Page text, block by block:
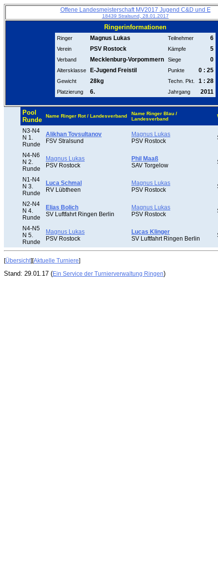
Offene Landesmeisterschaft MV2017 Jugend C&D und E
18439 Stralsund, 28.01.2017
Ringerinformationen
Ringer Magnus Lukas Teilnehmer 6
Verein PSV Rostock Kämpfe 5
Verband Mecklenburg-Vorpommern Siege 0
Altersklasse E-Jugend Freistil Punkte 0 : 25
Gewicht 28kg Techn. Pkt. 1 : 28
Platzierung 6. Jahrgang 2011
Pool
Runde
Name Ringer Rot / Landesverband
Name Ringer Blau /
Landesverband
N3-N4
N 1.
Runde
Alikhan Tovsultanov
FSV Stralsund
Magnus Lukas
PSV Rostock
N4-N6
N 2.
Runde
Magnus Lukas
PSV Rostock
Phil Maaß
SAV Torgelow
N1-N4
N 3.
Runde
Luca Schmal
RV Lübtheen
Magnus Lukas
PSV Rostock
N2-N4
N 4.
Runde
Elias Bolich
SV Luftfahrt Ringen Berlin
Magnus Lukas
PSV Rostock
N4-N5
N 5.
Runde
Magnus Lukas
PSV Rostock
Lucas Klinger
SV Luftfahrt Ringen Berlin
[Übersicht][Aktuelle Turniere]
Stand: 29.01.17 (Ein Service der Turnierverwaltung Ringen)